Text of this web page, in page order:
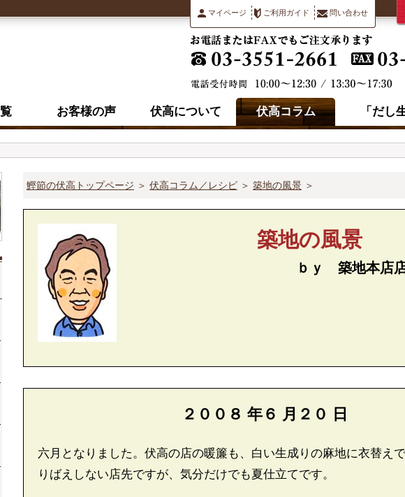
マイページ ご利用ガイド 問い合わせ
お客様の声 伏高について 伏高コラム 「だし
鰹節の伏高トップページ ＞ 伏高コラム／レシピ ＞ 築地の風景 ＞
築地の風景
ｂｙ 築地本店
２００８ 年 ６ 月 ２０ 日
六月となりました。伏高の店の暖簾も、白い生成りの麻地に衣替え
りばえしない店先ですが、気分だけでも夏仕立てです。